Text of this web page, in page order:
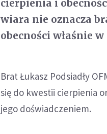
cierpienia i
wiara nie oznacza
obecności właśnie
Brat Łukasz Podsiadły
się do kwestii cierpienia
jego doświadczeniem.